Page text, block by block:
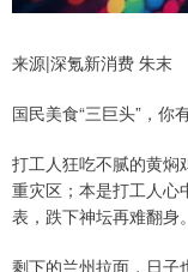
来源|深氪新消费 朱末
国民美食“三巨头”，你
打工人狂吃不腻的黄焖
重灾区；本是打工人心
表，跌下神坛再难翻身。
剩下的兰州拉面，日子